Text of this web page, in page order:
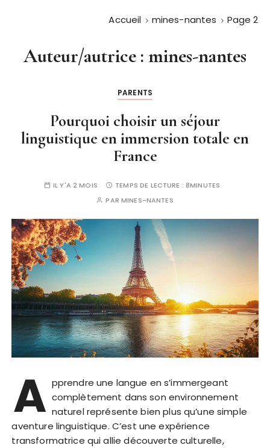
Accueil mines-nantes Page 2
Auteur/autrice : mines-nantes
PARENTS
Pourquoi choisir un séjour
linguistique en immersion totale en
France
IL Y'A 2 MOIS TEMPS DE LECTURE :8MINUTES
PAR MINES-NANTES
A pprendre une langue en s’immergeant
complètement dans son environnement
naturel représente bien plus qu’une simple
aventure linguistique. C’est une expérience
transformatrice qui allie découverte culturelle,